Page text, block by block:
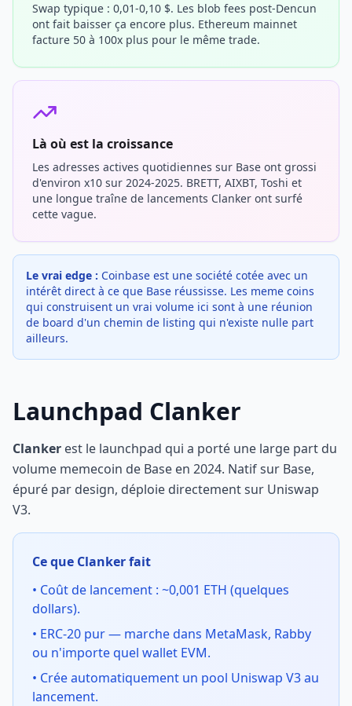
Swap typique : 0,01-0,10 $. Les blob fees post-Dencun
ont fait baisser ça encore plus. Ethereum mainnet
facture 50 à 100x plus pour le même trade.
Là où est la croissance
Les adresses actives quotidiennes sur Base ont grossi
d'environ x10 sur 2024-2025. BRETT, AIXBT, Toshi et
une longue traîne de lancements Clanker ont surfé
cette vague.
Le vrai edge : Coinbase est une société cotée avec un
intérêt direct à ce que Base réussisse. Les meme coins
qui construisent un vrai volume ici sont à une réunion
de board d'un chemin de listing qui n'existe nulle part
ailleurs.
Launchpad Clanker
Clanker est le launchpad qui a porté une large part du
volume memecoin de Base en 2024. Natif sur Base,
épuré par design, déploie directement sur Uniswap
V3.
Ce que Clanker fait
• Coût de lancement : ~0,001 ETH (quelques
dollars).
• ERC-20 pur — marche dans MetaMask, Rabby
ou n'importe quel wallet EVM.
• Crée automatiquement un pool Uniswap V3 au
lancement.